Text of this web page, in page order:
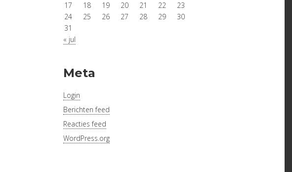
17
18 19 20 21 22
23
24
25 26 27 28 29
30
31
« jul
Meta
Login
Berichten feed
Reacties feed
WordPress.org